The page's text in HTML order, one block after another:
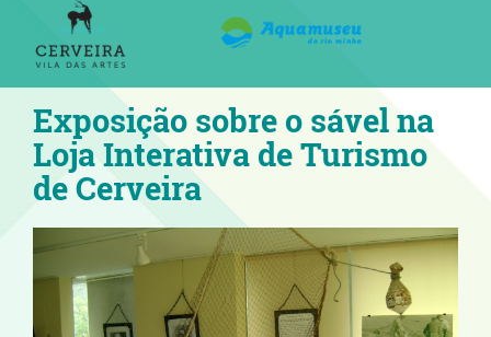
Exposição sobre o sável na
Loja Interativa de Turismo
de Cerveira